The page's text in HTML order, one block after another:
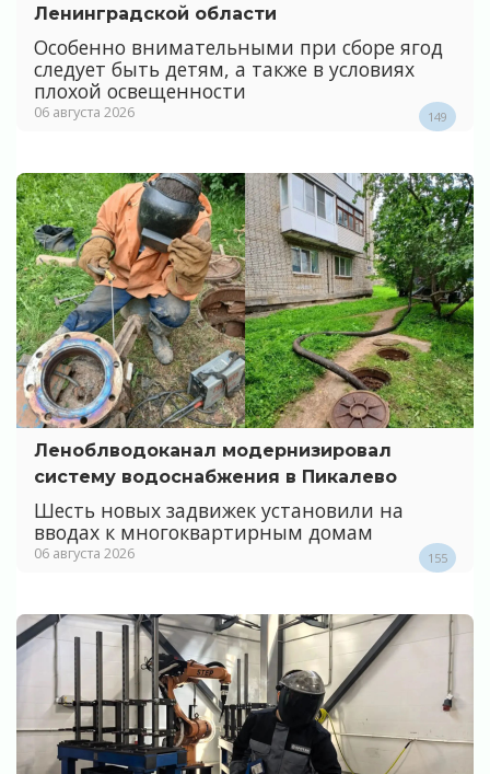
Ленинградской области
Особенно внимательными при сборе ягод
следует быть детям, а также в условиях
плохой освещенности
06 августа 2026 149
Леноблводоканал модернизировал
систему водоснабжения в Пикалево
Шесть новых задвижек установили на
вводах к многоквартирным домам
06 августа 2026 155